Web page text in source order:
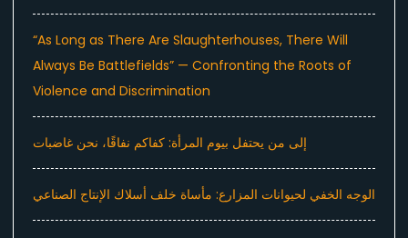
“As Long as There Are Slaughterhouses, There Will
Always Be Battlefields” — Confronting the Roots of
Violence and Discrimination
إلى من يحتفل بيوم المرأة: كفاكم نفاقًا، نحن غاضبات
الوجه الخفي لحيوانات المزارع: مأساة خلف أسلاك الإنتاج الصناعي